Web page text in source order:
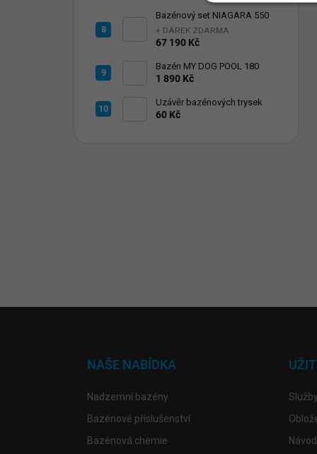
Bazénový set NIAGARA 550
+ DÁREK ZDARMA
67 190 Kč
Bazén MY DOG POOL 180
1 890 Kč
Uzávěr bazénových trysek
60 Kč
NAŠE NABÍDKA
Nadzemní bazény
Bazénové příslušenství
Bazénová chemie
Služby